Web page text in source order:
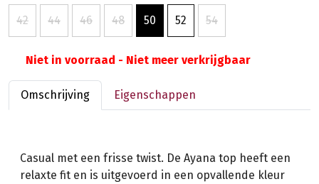
42 44 46 48 50 52 54
Niet in voorraad - Niet meer verkrijgbaar
Omschrijving Eigenschappen
Casual met een frisse twist. De Ayana top heeft een
relaxte fit en is uitgevoerd in een opvallende kleur